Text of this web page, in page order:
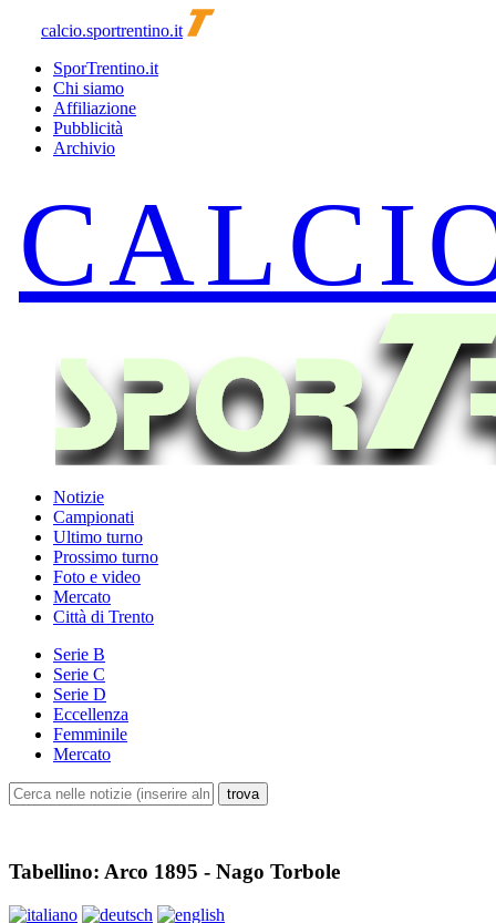
calcio.sportrentino.it
SporTrentino.it
Chi siamo
Affiliazione
Pubblicità
Archivio
Notizie
Campionati
Ultimo turno
Prossimo turno
Foto e video
Mercato
Città di Trento
Serie B
Serie C
Serie D
Eccellenza
Femminile
Mercato
Tabellino: Arco 1895 - Nago Torbole